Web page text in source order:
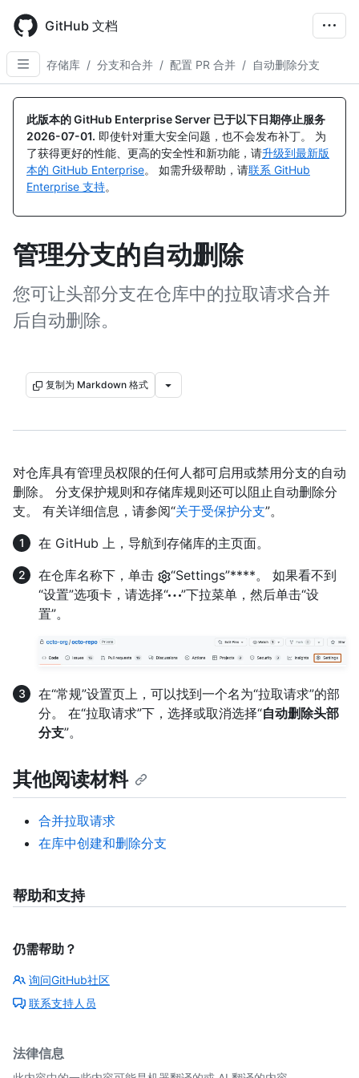
main
content
GitHub 文档
存储库 / 分支和合并 / 配置 PR 合并 / 自动删除分支
此版本的 GitHub Enterprise Server 已于以下日期停止服务
2026-07-01. 即使针对重大安全问题，也不会发布补丁。 为
了获得更好的性能、更高的安全性和新功能，请升级到最新版
本的 GitHub Enterprise。 如需升级帮助，请联系 GitHub
Enterprise 支持。
管理分支的自动删除
您可让头部分支在仓库中的拉取请求合并
后自动删除。
复制为 Markdown 格式
对仓库具有管理员权限的任何人都可启用或禁用分支的自动
删除。 分支保护规则和存储库规则还可以阻止自动删除分
支。 有关详细信息，请参阅“关于受保护分支”。
在 GitHub 上，导航到存储库的主页面。
在仓库名称下，单击
“Settings”****。 如果看不到
“设置”选项卡，请选择“
”下拉菜单，然后单击“设
置”。
在“常规”设置页上，可以找到一个名为“拉取请求”的部
分。 在“拉取请求”下，选择或取消选择“自动删除头部
分支”。
其他阅读材料
合并拉取请求
在库中创建和删除分支
帮助和支持
仍需帮助？
询问GitHub社区
联系支持人员
法律信息